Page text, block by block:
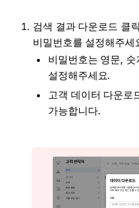
검색 결과 다운로드 클
비밀번호를 설정해주세
비밀번호는 영문,
설정해주세요.
고객 데이터 다운로
가능합니다.